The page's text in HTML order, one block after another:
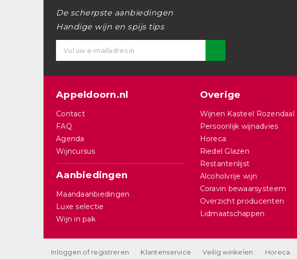
De scherpste aanbiedingen
Handige wijn en spijs tips
Appeldoorn.nl
Contact
FAQ
Agenda
Wijncursus
Aanbiedingen
Maandaanbiedingen
Luxe selectie
Wijn in pak
Overige
Wijnen Kasteel Rozendaal
Persoonlijk wijnadvies
Horeca
Riedel Glazen
Restantenlijst
Alcoholvrije wijn
Coravin bewaarsysteem
Overzicht producenten
Lidmaatschappen
Inloggen of registreren Klantenservice Veilig winkelen Horeca